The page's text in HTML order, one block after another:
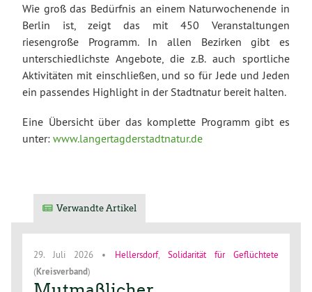
Wie groß das Bedürfnis an einem Naturwochenende in
Berlin ist, zeigt das mit 450 Veranstaltungen
riesengroße Programm. In allen Bezirken gibt es
unterschiedlichste Angebote, die z.B. auch sportliche
Aktivitäten mit einschließen, und so für Jede und Jeden
ein passendes Highlight in der Stadtnatur bereit halten.
Eine Übersicht über das komplette Programm gibt es
unter: www.langertagderstadtnatur.de
Verwandte Artikel
29. Juli 2026 • Hellersdorf, Solidarität für Geflüchtete
(Kreisverband)